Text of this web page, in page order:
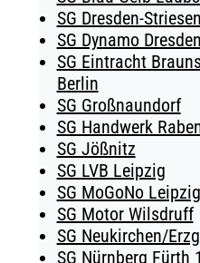
SG Dresden-Striesen
SG Dynamo Dresden
SG Eintracht
Berlin
SG Großnaundorf
SG Handwerk
SG Jößnitz
SG LVB Leipzig
SG MoGoNo Leipzig
SG Motor Wilsdruff
SG Neukirchen/
SG Nürnberg Fürth